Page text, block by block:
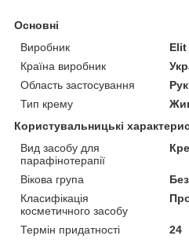
Основні
Виробник
Elit
Країна виробник
Область застосування
Тип крему
Користувальницькі
Вид засобу для
парафінотерапії
Вікова група
Класифікація
косметичного засобу
Термін придатності
24